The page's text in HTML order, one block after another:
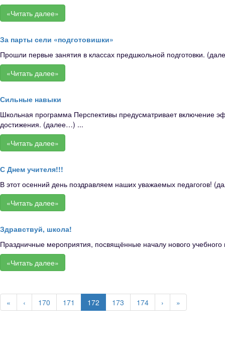
«Читать далее»
За парты сели «подготовишки»
Прошли первые занятия в классах предшкольной подготовки.
«Читать далее»
Сильные навыки
Школьная программа Перспективы предусматривает включение
достижения. (далее…) ...
«Читать далее»
С Днем учителя!!!
В этот осенний день поздравляем наших уважаемых педагогов!
«Читать далее»
Здравствуй, школа!
Праздничные мероприятия, посвящённые началу нового
«Читать далее»
« ‹ 170 171 172 173 174 › »